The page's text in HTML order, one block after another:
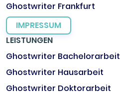
Ghostwriter Frankfurt
IMPRESSUM
LEISTUNGEN
Ghostwriter Bachelorarbeit
Ghostwriter Hausarbeit
Ghostwriter Doktorarbeit